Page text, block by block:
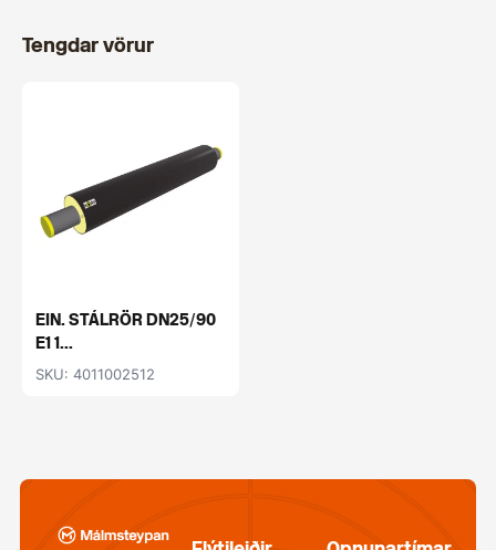
Tengdar vörur
EIN. STÁLRÖR DN25/90
E1 1...
SKU: 4011002512